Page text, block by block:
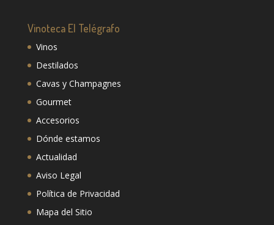
Vinoteca El Telégrafo
Vinos
Destilados
Cavas y Champagnes
Gourmet
Accesorios
Dónde estamos
Actualidad
Aviso Legal
Política de Privacidad
Mapa del Sitio